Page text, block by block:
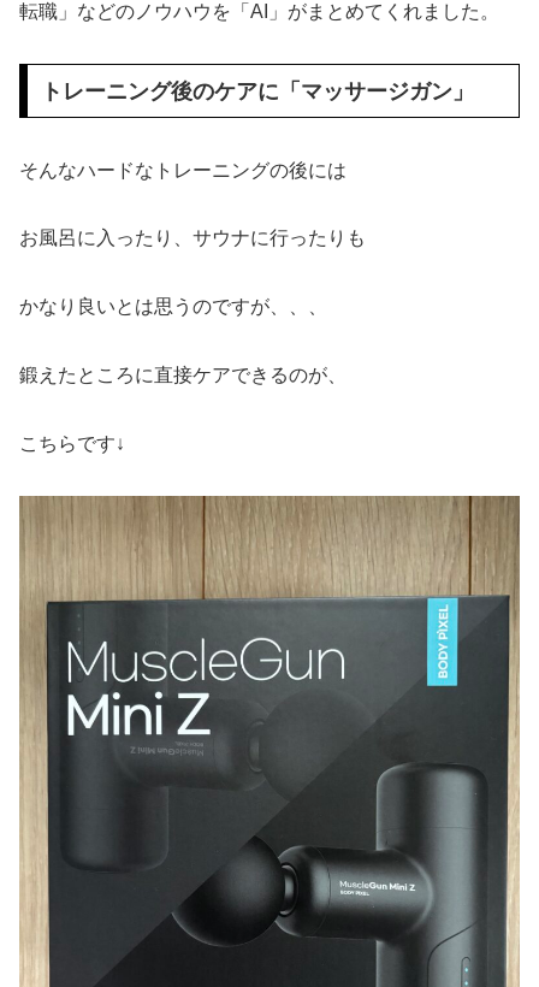
転職」などのノウハウを「AI」がまとめてくれました。
トレーニング後のケアに「マッサージガン」
そんなハードなトレーニングの後には
お風呂に入ったり、サウナに行ったりも
かなり良いとは思うのですが、、、
鍛えたところに直接ケアできるのが、
こちらです↓